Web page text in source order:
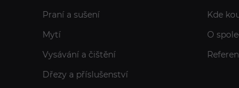
Praní a sušení
Mytí
Vysávání a čištění
Dřezy a příslušenství
Kde
O